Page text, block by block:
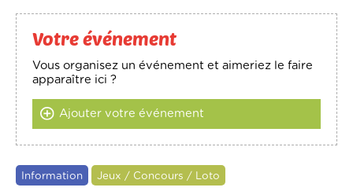
Votre événement
Vous organisez un événement et aimeriez le faire
apparaître ici ?
Ajouter votre événement
Information Jeux / Concours / Loto